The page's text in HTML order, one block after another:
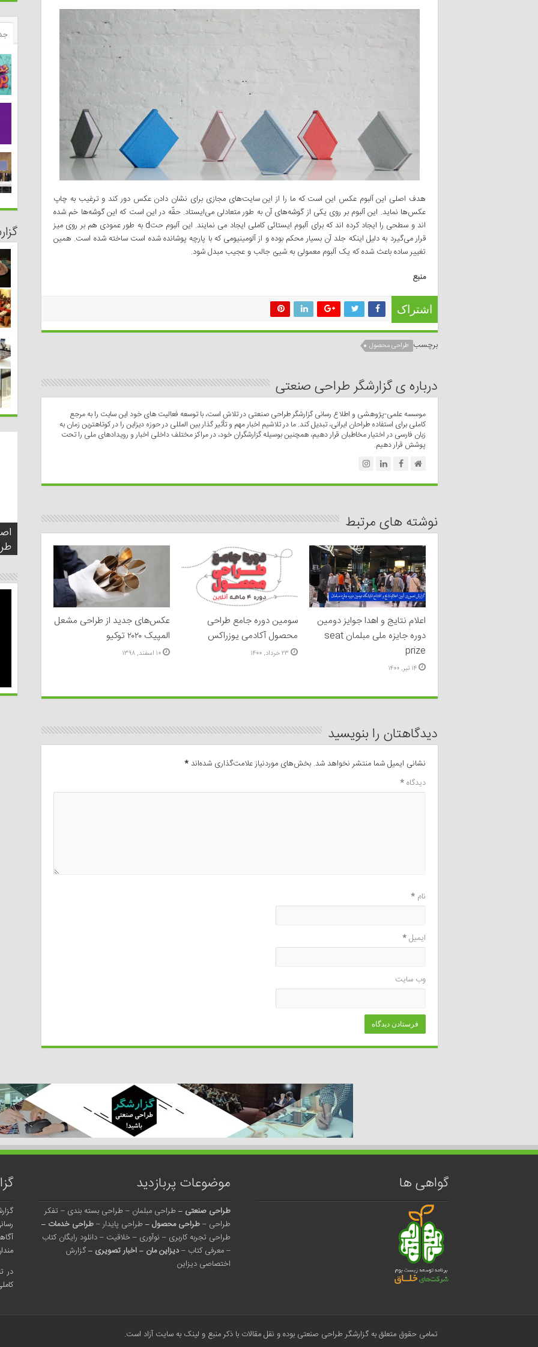
هدف اصلی‌ این آلبوم عکس این است که ما را از این سایت‌های مجازی برای نشان دادن عکس دور کند و ترغیب به چاپ
عکس‌ها نماید. این آلبوم بر روی یکی‌ از گوشه‌های آن به طور متعادلی می‌‌ایستاد. حقّه در این است که این گوشه‌ها خم شده
اند و سطحی را ایجاد کرده اند که برای آلبوم ایستائی کاملی ایجاد می نمایند. این آلبوم حتd به طور عمودی هم بر روی میز
قرار می‌گیرد به دلیل اینکه جلد آن بسیار محکم بوده و از آلومینیومی که با پارچه پوشانده شده است ساخته شده است. همین
تغییر ساده باعث شده که یک آلبوم معمولی به شیئ‌ جالب و عجیب مبدل شود.
منبع
اشتراک
برچسب طراحی محصول
درباره ی گزارشگر طراحی صنعتی
موسسه علمی-پژوهشی و اطلاع رسانی گزارشگر طراحی صنعتی در تلاش است، با توسعه فعالیت های خود این سایت را به مرجع
کاملی برای استفاده طراحان ایرانی، تبدیل کند. ما در تلاشیم اخبار مهم و تأثیر گذار بین المللی در حوزه دیزاین را در کوتاهترین زمان به
زبان فارسی در اختیار مخاطبان قرار دهیم، همچنین بوسیله گزارشگران خود، در مراکز مختلف داخلی اخبار و رویدادهای ملی را تحت
پوشش قرار دهیم.
نوشته های مرتبط
اعلام نتایج و اهدا جوایز دومین
دوره جایزه ملی مبلمان seat
prize
۱۴ تیر, ۱۴۰۰
سومین دوره جامع طراحی
محصول آکادمی یوزراکس
۲۳ خرداد, ۱۴۰۰
عکس‌های جدید از طراحی مشعل
المپیک ۲۰۲۰ توکیو
۱۰ اسفند, ۱۳۹۸
دیدگاهتان را بنویسید
نشانی ایمیل شما منتشر نخواهد شد. بخش‌های موردنیاز علامت‌گذاری شده‌اند*
دیدگاه*
نام *
ایمیل*
وب‌ سایت
گواهی ها موضوعات پربازدید
طراحی صنعتی – طراحی مبلمان – طراحی بسته بندی – تفکر
طراحی –طراحی محصول– طراحی پایدار–طراحی خدمات –
طراحی تجربه کاربری – نوآوری –خلاقیت –دانلود رایگان کتاب
–معرفی کتاب –دیزاین مان –اخبار تصویری –گزارش
اختصاصی دیزاین
در
تمامی حقوق متعلق به گزارشگر طراحی صنعتی بوده و نقل مقالات با ذکر منبع و لینک به سایت آزاد است.